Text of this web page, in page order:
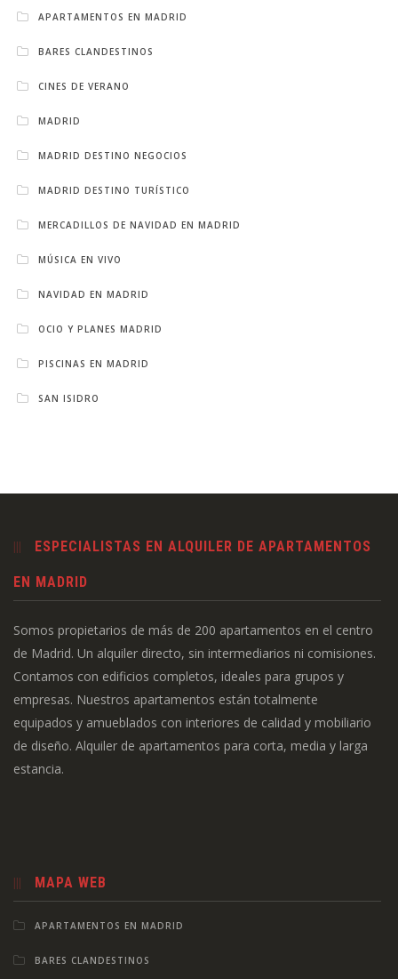
APARTAMENTOS EN MADRID
BARES CLANDESTINOS
CINES DE VERANO
MADRID
MADRID DESTINO NEGOCIOS
MADRID DESTINO TURÍSTICO
MERCADILLOS DE NAVIDAD EN MADRID
MÚSICA EN VIVO
NAVIDAD EN MADRID
OCIO Y PLANES MADRID
PISCINAS EN MADRID
SAN ISIDRO
ESPECIALISTAS EN ALQUILER DE APARTAMENTOS
EN MADRID
Somos propietarios de más de 200 apartamentos en el centro
de Madrid. Un alquiler directo, sin intermediarios ni comisiones.
Contamos con edificios completos, ideales para grupos y
empresas. Nuestros apartamentos están totalmente
equipados y amueblados con interiores de calidad y mobiliario
de diseño. Alquiler de apartamentos para corta, media y larga
estancia.
MAPA WEB
APARTAMENTOS EN MADRID
BARES CLANDESTINOS